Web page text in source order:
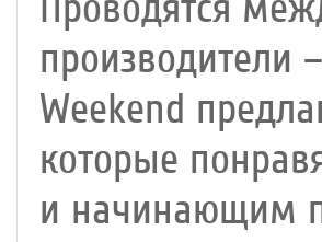
производители
Weekend
которые
и начинающим